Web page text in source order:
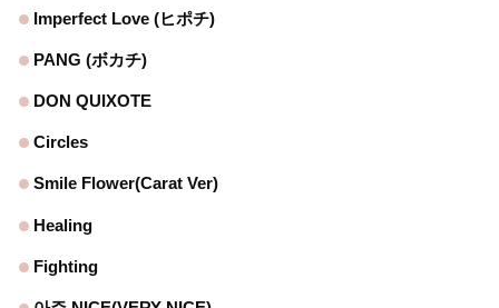
Imperfect Love (ヒポチ)
PANG (ボカチ)
DON QUIXOTE
Circles
Smile Flower(Carat Ver)
Healing
Fighting